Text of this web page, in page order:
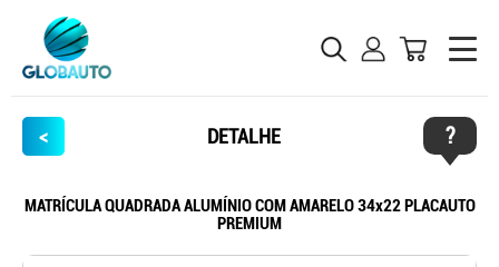
< DETALHE ?
MATRÍCULA QUADRADA ALUMÍNIO COM AMARELO 34x22 PLACAUTO
PREMIUM